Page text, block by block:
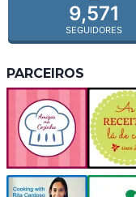
9,571
SEGUIDORES
PARCEIROS